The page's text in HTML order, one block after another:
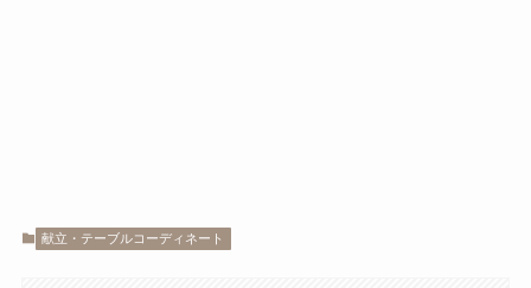
献立・テーブルコーディネート